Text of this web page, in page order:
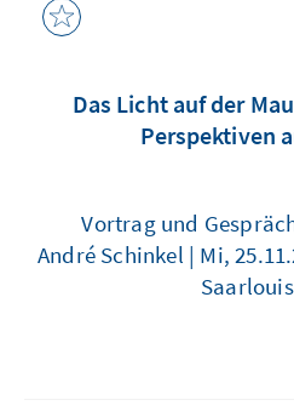
Das Licht auf der
Perspektiven
Vortrag und
André Schinkel | Mi,